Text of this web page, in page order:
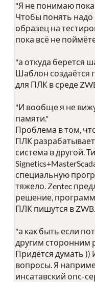
"Я не понимаю пока
Чтобы понять
образец на
пока всё не
"а откуда берется
Шаблон создаётся
для ПЛК в среде
"И вообще я не
памяти."
Проблема в том,
ПЛК
система в другой.
специальную
тяжело. Zentec
решение,
ПЛК пишутся в ZWB.
"а как быть если
другим сторонним
Придётся думать ))
вопросы. Я
инсатавский опс-